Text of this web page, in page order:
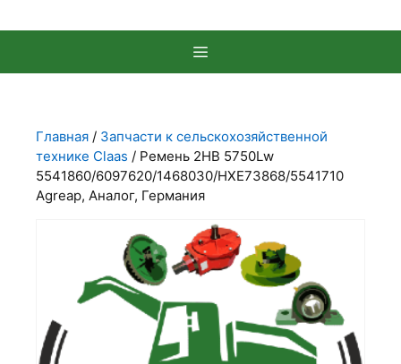
Главная / Запчасти к сельскохозяйственной
технике Claas / Ремень 2НВ 5750Lw
5541860/6097620/1468030/HXE73868/5541710
Agreap, Аналог, Германия